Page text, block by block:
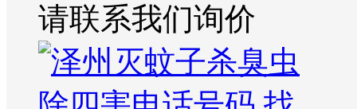
请联系我们询价